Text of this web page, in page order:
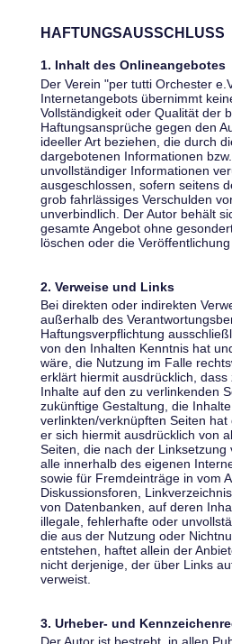
HAFTUNGSAUSSCHLUSS
1. Inhalt des Onlineangebotes
Der Verein "per tutti Orchester
Internetangebots übernimmt
Vollständigkeit oder Qualität der
Haftungsansprüche gegen den
ideeller Art beziehen, die durch
dargebotenen Informationen
unvollständiger Informationen
ausgeschlossen, sofern seitens
grob fahrlässiges Verschulden
unverbindlich. Der Autor behält
gesamte Angebot ohne
löschen oder die
2. Verweise und Links
Bei direkten oder indirekten
außerhalb des
Haftungsverpflichtung
von den Inhalten Kenntnis hat
wäre, die Nutzung im Falle
erklärt hiermit ausdrücklich,
Inhalte auf den zu verlinkenden
zukünftige Gestaltung, die
verlinkten/verknüpften Seiten
er sich hiermit ausdrücklich von
Seiten, die nach der
alle innerhalb des eigenen
sowie für Fremdeinträge in vom
Diskussionsforen,
von Datenbanken, auf deren
illegale, fehlerhafte oder
die aus der Nutzung oder
entstehen, haftet allein der
nicht derjenige, der über Links
verweist.
3. Urheber- und